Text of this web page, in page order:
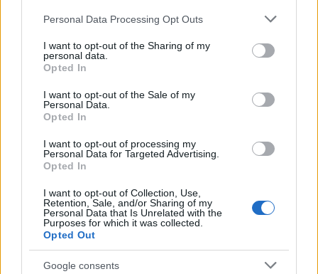
Please note that this website/app uses one or more Google
not limited to your visit or usage behaviour. You may click to
grant or deny consent to Google and its third-party tags to
use your data for below specified purposes in below Google
consent section.
Personal Data Processing Opt Outs
I want to opt-out of the Sharing of my
personal data.
Opted In
I want to opt-out of the Sale of my
Personal Data.
Opted In
I want to opt-out of processing my
Personal Data for Targeted Advertising.
Opted In
I want to opt-out of Collection, Use,
Retention, Sale, and/or Sharing of my
Personal Data that Is Unrelated with the
Purposes for which it was collected.
Opted Out
Google consents
Az MI-vokálbuherálók arra hivatkoznak, hogy az
egész csak ártatlan szórakozás, mi több, a
kedvencük előtti tiszteletadás, amiből ők nem
keresnek pénzt. (Lett volna néhány évtized, hogy
tudatosuljon: ez önmagában nem egy izmos jogi
érv.) A Future Of Music Coalition igazgatója viszont
azt hangsúlyozza, hogy az alkotó beleegyezése
jelentőségű – még akkor is, ha a technológia ezt
megkerülhetővé teszi.
Ha jósolni kell, azt mondanám, hogy ezen a területen
hamarosan megjelennek majd a hivatalos appok az
ehhez hozzájáruló zenészek hangjával. Lehet, hogy
nem lesznek tökéletesek, de szórakozásra megteszik
majd. Aki meg nem járul hozzá, annak a hangjával